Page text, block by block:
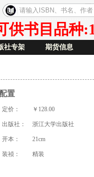
供书目品种
社专架 期货信息
置
定价： ￥128.00
出版社： 浙江大学出版社
开本： 21cm
装祯： 精装